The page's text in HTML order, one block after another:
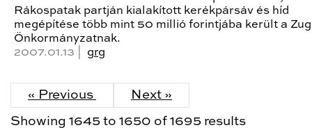
Rákospatak partján kialakított kerékpársáv és híd
megépítése több mint 50 millió forintjába került a
Önkormányzatnak.
2007.01.13 | grg
« Previous Next »
Showing 1645 to 1650 of 1695 results